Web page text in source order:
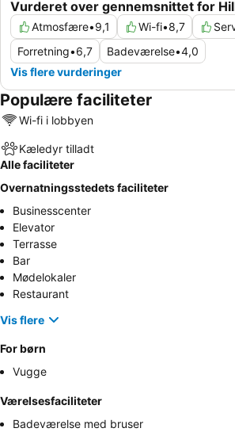
Vurderet over gennemsnittet for
Atmosfære•9,1 Wi-fi•8,7
Forretning•6,7 Badeværelse•4,0
Vis flere vurderinger
Populære faciliteter
Wi-fi i lobbyen
Kæledyr tilladt
Alle faciliteter
Overnatningsstedets faciliteter
Businesscenter
Elevator
Terrasse
Bar
Mødelokaler
Restaurant
Vis flere
For børn
Vugge
Værelsesfaciliteter
Badeværelse med bruser